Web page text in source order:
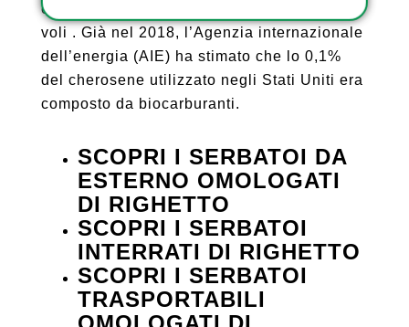
esistenti per ridurre il costo del carbonio dei
voli . Già nel 2018, l’Agenzia internazionale
dell’energia (AIE) ha stimato che lo 0,1%
del cherosene utilizzato negli Stati Uniti era
composto da biocarburanti.
SCOPRI I SERBATOI DA
ESTERNO OMOLOGATI
DI RIGHETTO
SCOPRI I SERBATOI
INTERRATI DI RIGHETTO
SCOPRI I SERBATOI
TRASPORTABILI